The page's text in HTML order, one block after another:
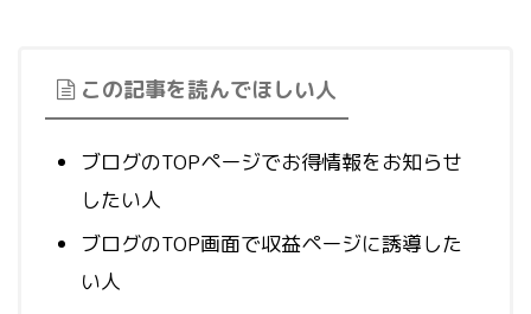
この記事を読んでほしい人
ブログのTOPページでお得情報をお知らせ
したい人
ブログのTOP画面で収益ページに誘導した
い人